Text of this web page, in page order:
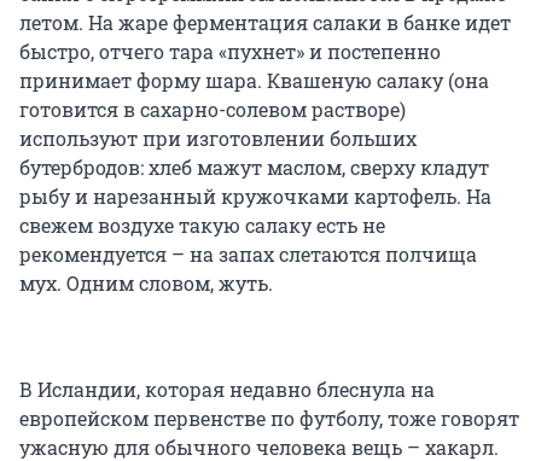
летом. На жаре ферментация салаки в банке идет
быстро, отчего тара «пухнет» и постепенно
принимает форму шара. Квашеную салаку (она
готовится в сахарно-солевом растворе)
используют при изготовлении больших
бутербродов: хлеб мажут маслом, сверху кладут
рыбу и нарезанный кружочками картофель. На
свежем воздухе такую салаку есть не
рекомендуется – на запах слетаются полчища
мух. Одним словом, жуть.
В Исландии, которая недавно блеснула на
европейском первенстве по футболу, тоже говорят
ужасную для обычного человека вещь – хакарл.